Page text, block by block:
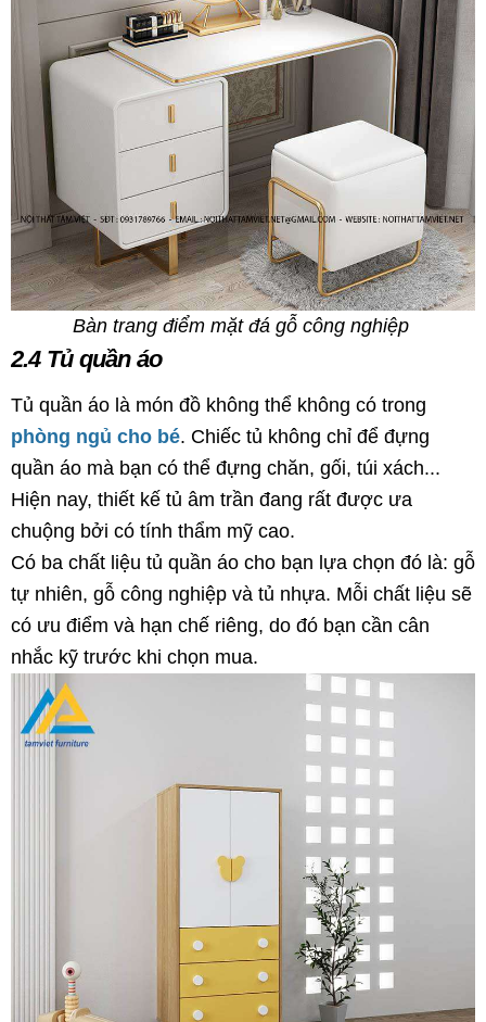
Bàn trang điểm mặt đá gỗ công nghiệp
2.4 Tủ quần áo
Tủ quần áo là món đồ không thể không có trong
phòng ngủ cho bé. Chiếc tủ không chỉ để đựng
quần áo mà bạn có thể đựng chăn, gối, túi xách...
Hiện nay, thiết kế tủ âm trần đang rất được ưa
chuộng bởi có tính thẩm mỹ cao.
Có ba chất liệu tủ quần áo cho bạn lựa chọn đó là: gỗ
tự nhiên, gỗ công nghiệp và tủ nhựa. Mỗi chất liệu sẽ
có ưu điểm và hạn chế riêng, do đó bạn cần cân
nhắc kỹ trước khi chọn mua.